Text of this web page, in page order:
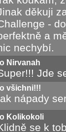
děkuji
-
a
nechybí.
Nirvanah
Jde
všichni!!!
nápady
Kolikokoli
se k